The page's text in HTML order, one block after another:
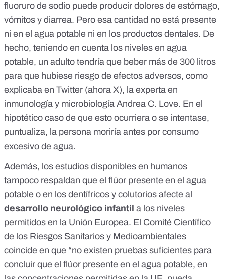
fluoruro de sodio puede producir dolores de estómago,
vómitos y diarrea. Pero esa cantidad no está presente
ni en el agua potable ni en los productos dentales. De
hecho, teniendo en cuenta los niveles en agua
potable, un adulto tendría que beber más de 300 litros
para que hubiese riesgo de efectos adversos, como
explicaba en Twitter (ahora X), la experta en
inmunología y microbiología Andrea C. Love. En el
hipotético caso de que esto ocurriera o se intentase,
puntualiza, la persona moriría antes por consumo
excesivo de agua.
Además, los estudios disponibles en humanos
tampoco respaldan que el flúor presente en el agua
potable o en los dentífricos y colutorios afecte al
desarrollo neurológico infantil a los niveles
permitidos en la Unión Europea. El Comité Científico
de los Riesgos Sanitarios y Medioambientales
coincide en que “no existen pruebas suficientes para
concluir que el flúor presente en el agua potable, en